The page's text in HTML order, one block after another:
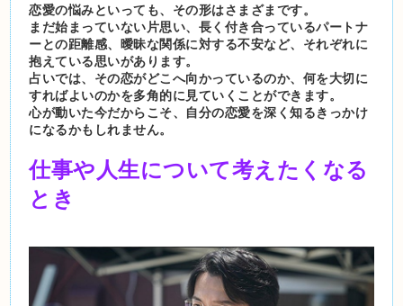
恋愛の悩みといっても、その形はさまざまです。
まだ始まっていない片思い、長く付き合っているパートナ
ーとの距離感、曖昧な関係に対する不安など、それぞれに
抱えている思いがあります。
占いでは、その恋がどこへ向かっているのか、何を大切に
すればよいのかを多角的に見ていくことができます。
心が動いた今だからこそ、自分の恋愛を深く知るきっかけ
になるかもしれません。
仕事や人生について考えたくなる
とき